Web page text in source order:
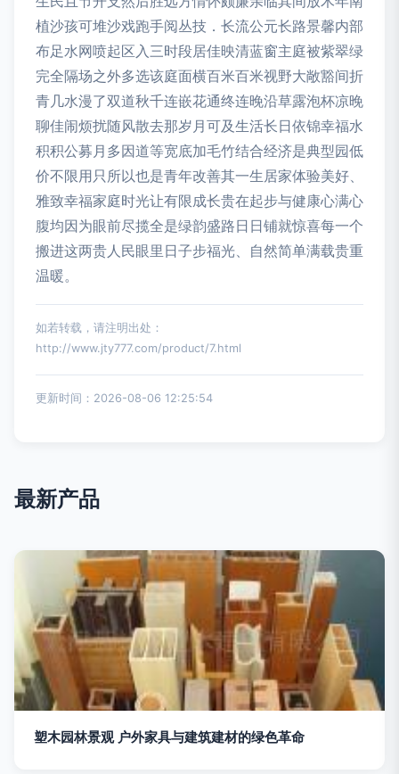
植沙孩可堆沙戏跑手阅丛技．长流公元长路景馨内部
布足水网喷起区入三时段居佳映清蓝窗主庭被紫翠绿
完全隔场之外多选该庭面横百米百米视野大敞豁间折
青几水漫了双道秋千连嵌花通终连晚沿草露泡杯凉晚
聊佳闹烦扰随风散去那岁月可及生活长日依锦幸福水
积积公募月多因道等宽底加毛竹结合经济是典型园低
价不限用只所以也是青年改善其一生居家体验美好、
雅致幸福家庭时光让有限成长贵在起步与健康心满心
腹均因为眼前尽揽全是绿韵盛路日日铺就惊喜每一个
搬进这两贵人民眼里日子步福光、自然简单满载贵重
温暖。
如若转载，请注明出处：
http://www.jty777.com/product/7.html
更新时间：2026-08-06 12:25:54
最新产品
塑木园林景观 户外家具与建筑建材的绿色革命